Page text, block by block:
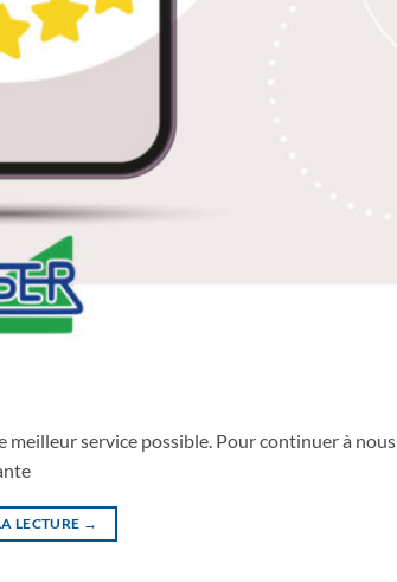
meilleur service possible. Pour continuer à nous
LECTURE →